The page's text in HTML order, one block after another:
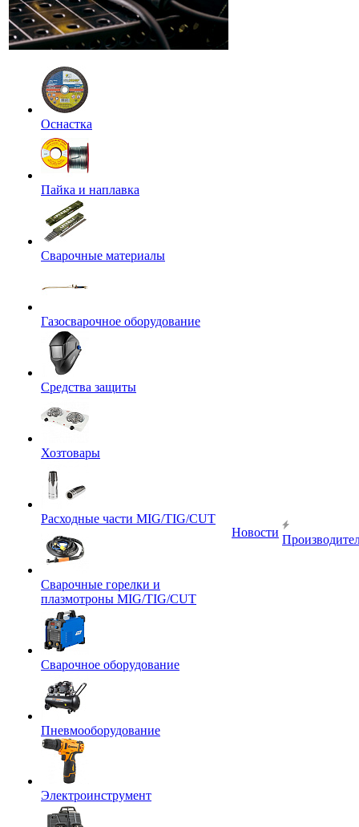
Оснастка
Пайка и наплавка
Сварочные материалы
Газосварочное оборудование
Средства защиты
Хозтовары
Расходные части MIG/TIG/CUT
Сварочные горелки и
плазмотроны MIG/TIG/CUT
Сварочное оборудование
Пневмооборудование
Электроинструмент
Новости